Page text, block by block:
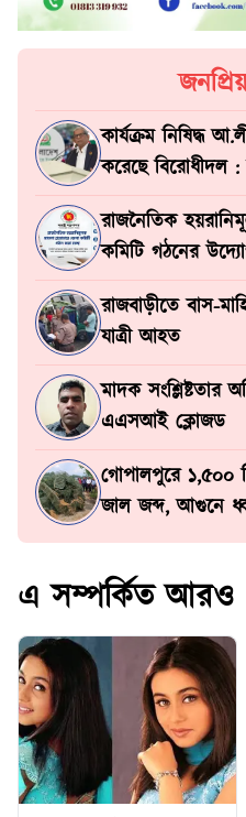
কার্যক্রম নিষিদ্ধ
করেছে বিরোধীদল
রাজনৈতিক
কমিটি গঠনের
রাজবাড়ীতে বাস-
যাত্রী আহত
মাদক সংশ্লিষ্টতার
এএসআই ক্লোজড
গোপালপুরে ১,৫০০
জাল জব্দ, আগুনে
এ সম্পর্কিত